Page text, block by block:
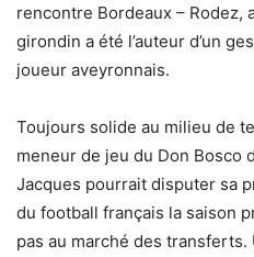
rencontre Bordeaux – Rodez,
girondin a été l’auteur d’un
joueur aveyronnais.
Toujours solide au milieu de
meneur de jeu du Don Bosco
Jacques pourrait disputer sa
du football français la saison
pas au marché des